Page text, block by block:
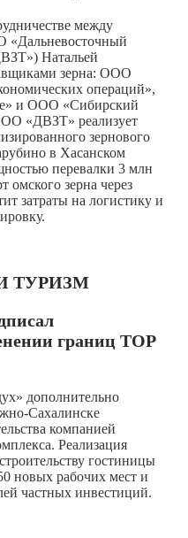
между
«Дальневосточный
Натальей
зерна: ООО
операций»,
и ООО «Сибирский
«ДВЗТ» реализует
зернового
в Хасанском
перевалки 3 млн
омского зерна через
затраты на логистику и
ТУРИЗМ
границ ТОР
дополнительно
Сахалинске
компанией
Реализация
гостиницы
новых рабочих мест и
частных инвестиций.